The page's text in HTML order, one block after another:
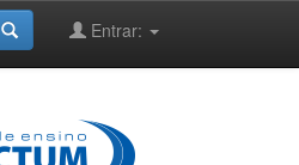
Entrar: